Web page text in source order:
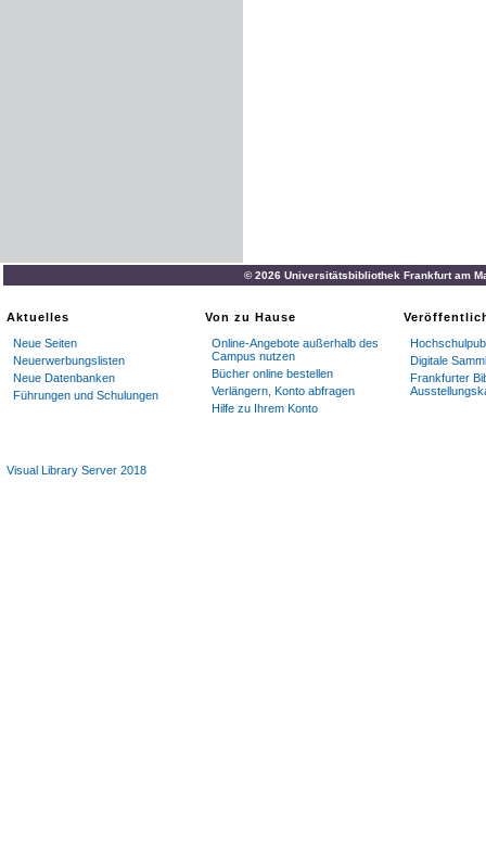
© 2026 Universitätsbibliothek Frankfurt am
Aktuelles
Neue Seiten
Neuerwerbungslisten
Neue Datenbanken
Führungen und Schulungen
Von zu Hause
Online-Angebote außerhalb des
Campus nutzen
Bücher online bestellen
Verlängern, Konto abfragen
Hilfe zu Ihrem Konto
Digitale
Frankfurter
Visual Library Server 2018